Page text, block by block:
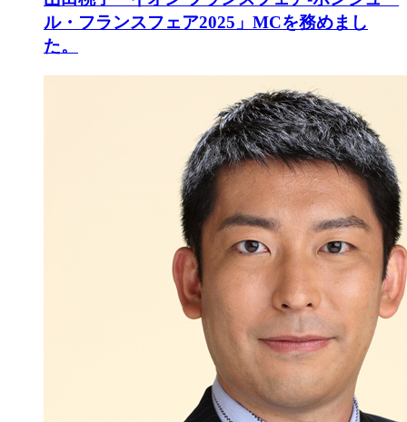
ル・フランスフェア2025」MCを務めまし
た。